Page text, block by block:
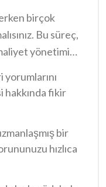
birçok
Bu süreç,
yönetimi
gereken
hakkında fikir
bir
hızlıca